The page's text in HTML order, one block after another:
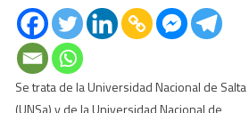
Se trata de la Universidad Nacional de Salta
(UNSa) y de la Universidad Nacional de